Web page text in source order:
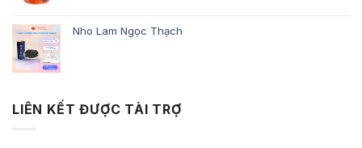
Nho Lam Ngọc Thạch
LIÊN KẾT ĐƯỢC TÀI TRỢ